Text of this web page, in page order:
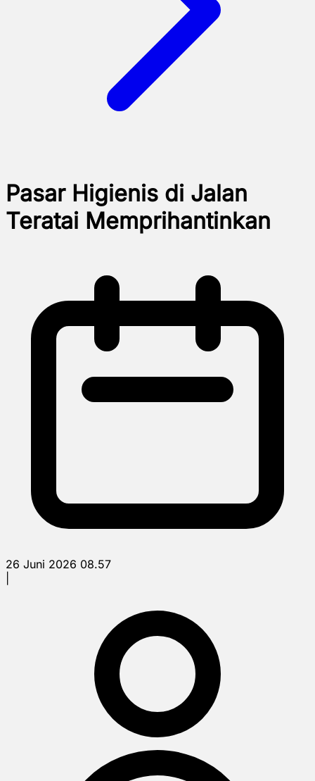
Pasar Higienis di Jalan
Teratai Memprihantinkan
26 Juni 2026 08.57